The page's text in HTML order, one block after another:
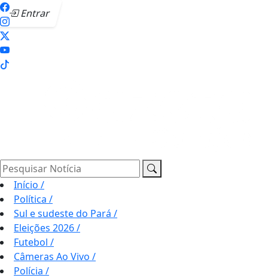
Entrar
Pesquisar Notícia
Início /
Política /
Sul e sudeste do Pará /
Eleições 2026/
Futebol /
Câmeras Ao Vivo /
Polícia /